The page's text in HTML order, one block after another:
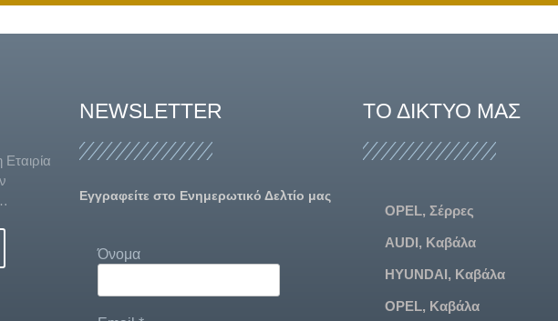
NEWSLETTER
Εγγραφείτε στο Ενημερωτικό Δελτίο μας
Όνομα
ΤΟ ΔΊΚΤΥΌ ΜΑΣ
OPEL, Σέρρες
AUDI, Καβάλα
HYUNDAI, Καβάλα
OPEL, Καβάλα